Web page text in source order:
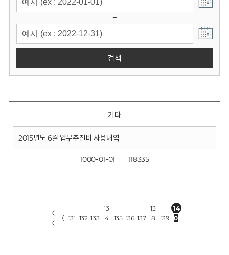
~
검색
기타
2015년도 6월 업무추진비 사용내역
1000-01-01 118335
〈
〈
〈 131 132 133
13
4
135 136 137
13
8
139
14
0